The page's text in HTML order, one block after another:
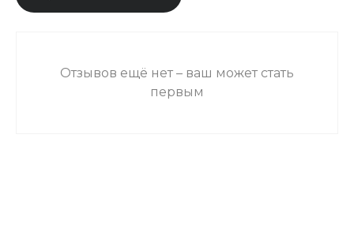
Отзывов ещё нет – ваш может стать
первым